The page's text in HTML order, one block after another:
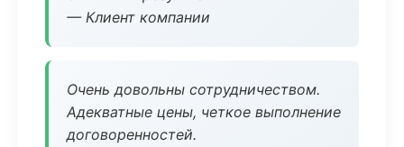
— Клиент компании
Очень довольны сотрудничеством.
Адекватные цены, четкое выполнение
договоренностей.